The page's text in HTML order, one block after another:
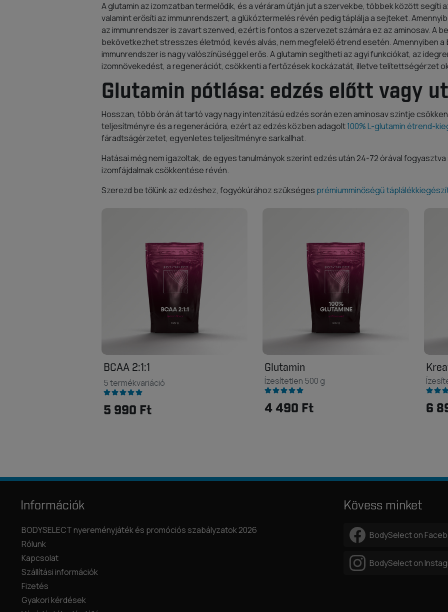
A glutamin az izomzatban termelődik, és a véráram útján jut a szervekbe, többek között
valamint erősíti az immunrendszert, a glükóztermelés révén pedig táplálja a sejteket.
az immunrendszer is zavart szenved, ezért is fontos a szervezet számára ez az aminosav. A
bekövetkezhet stresszes életmód, kevés alvás, nem megfelelő étrend esetén. Amennyiben a
immunrendszer is nagy valószínűséggel erős. A glutamin segítheti az agyi funkciókat, az
izomnövekedést, a regenerációt, csökkenti a fertőzések kockázatát, illetve telítettségérzet
Glutamin pótlása: edzés előtt vagy
Hosszan, több órán át tartó vagy nagy intenzitású edzés során ezen aminosav szintje
teljesítményre és a regenerációra, ezért az edzés közben adagolt100% L-glutamin étrend-
fáradtságérzetet, egyenletes teljesítményre sarkallhat.
Hatásai még nem igazoltak, de egyes tanulmányok szerint edzés után 24-72 órával
izomfájdalmak csökkentése révén.
Szerezd be tőlünk az edzéshez, fogyókúrához szükséges prémiumminőségű
BCAA 2:1:1
5 termékvariáció
5 990 Ft
Glutamin
Ízesítetlen 500 g
4 490 Ft 6
Információk
BODYSELECT nyereményjáték és promóciós szabályzatok 2026
Rólunk
Kapcsolat
Szállítási információk
Fizetés
Gyakori kérdések
Kövess minket
BodySelect on
BodySelect on